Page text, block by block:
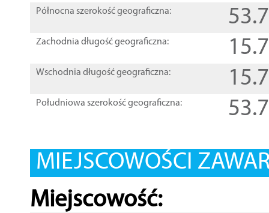
Północna szerokość geograficzna:
Zachodnia długość geograficzna:
Wschodnia długość geograficzna:
Południowa szerokość geograficzna:
MIEJSCOWOŚCI
Miejscowość: